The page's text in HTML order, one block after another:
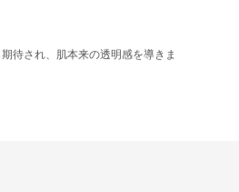
待され、肌本来の透明感を導きま